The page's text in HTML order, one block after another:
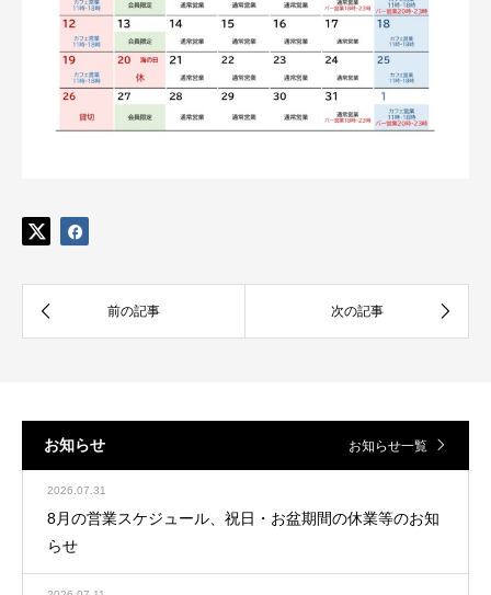
お知らせ お知らせ一覧
2026.07.31
8月の営業スケジュール、祝日・お盆期間の休業等のお知
らせ